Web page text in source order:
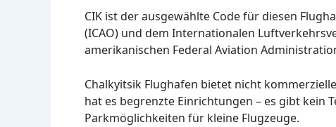
CIK ist der ausgewählte Code für diesen
(ICAO) und dem Internationalen
amerikanischen Federal Aviation
Chalkyitsik Flughafen bietet nicht
hat es begrenzte Einrichtungen – es gibt kein
Parkmöglichkeiten für kleine Flugzeuge.